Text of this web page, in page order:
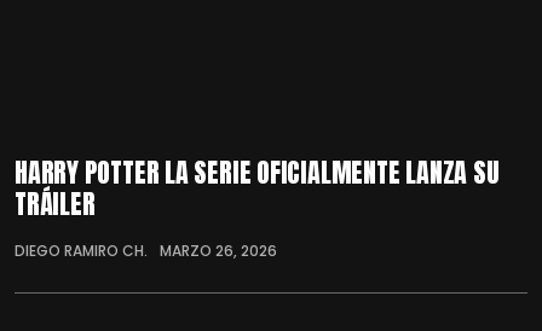
HARRY POTTER LA SERIE OFICIALMENTE LANZA SU
TRÁILER
DIEGO RAMIRO CH. MARZO 26, 2026